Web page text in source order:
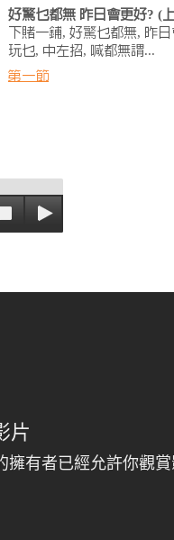
好驚乜都無 昨日會更好? (
下賭一鋪, 好驚乜都無, 昨
玩乜, 中左招, 喊都無謂...
第一節